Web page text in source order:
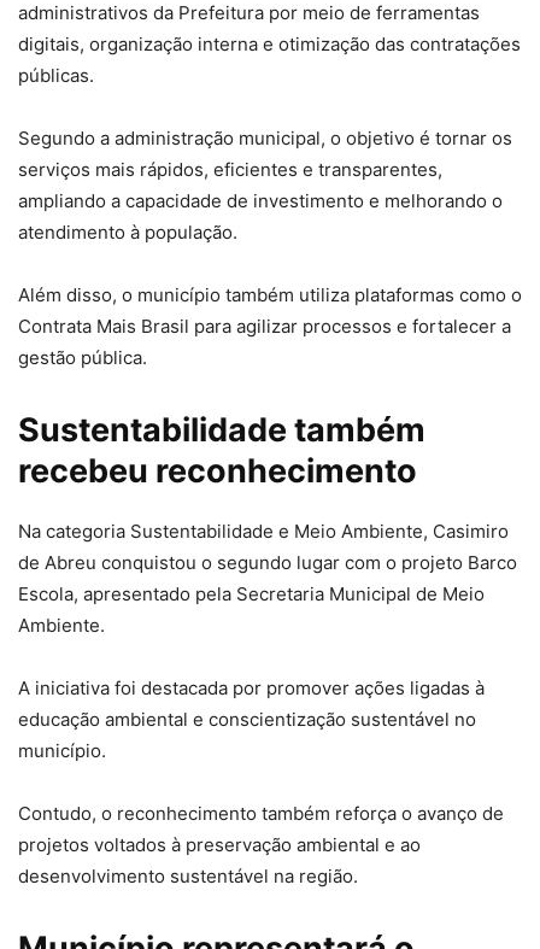
administrativos da Prefeitura por meio de ferramentas
digitais, organização interna e otimização das contratações
públicas.
Segundo a administração municipal, o objetivo é tornar os
serviços mais rápidos, eficientes e transparentes,
ampliando a capacidade de investimento e melhorando o
atendimento à população.
Além disso, o município também utiliza plataformas como o
Contrata Mais Brasil para agilizar processos e fortalecer a
gestão pública.
Sustentabilidade também
recebeu reconhecimento
Na categoria Sustentabilidade e Meio Ambiente, Casimiro
de Abreu conquistou o segundo lugar com o projeto Barco
Escola, apresentado pela Secretaria Municipal de Meio
Ambiente.
A iniciativa foi destacada por promover ações ligadas à
educação ambiental e conscientização sustentável no
município.
Contudo, o reconhecimento também reforça o avanço de
projetos voltados à preservação ambiental e ao
desenvolvimento sustentável na região.